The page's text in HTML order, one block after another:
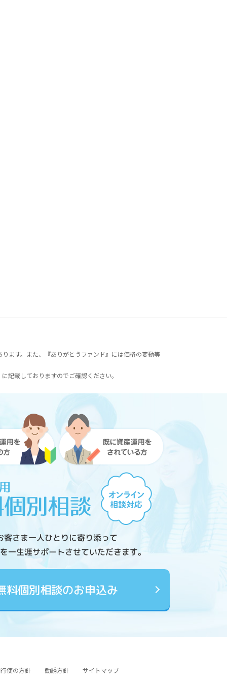
ます。また、『ありがとうファンド』には価格の変動等
記載しておりますのでご確認ください。
客さま一人ひとりに寄り添って
一生涯サポートさせていただきます。
料個別相談のお申込み
使の方針 勧誘方針 サイトマップ